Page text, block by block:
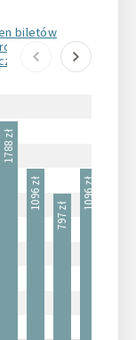
biletów
Warszawa
LOT i
1788 zł
1096 zł
797 zł
1096 zł